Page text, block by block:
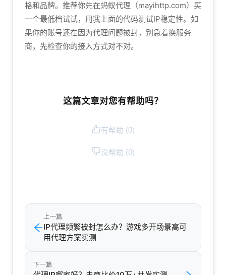
格和品牌。推荐你先在蚂蚁代理（mayihttp.com）买
一个最低档试试，用我上面的代码测试IP稳定性。如
果你的账号还在因为代理问题被封，别急着换服务
商，先检查你的接入方式对不对。
这篇文章对您有帮助吗？
有帮助 (0)
没帮助 (0)
上一篇
IP代理频繁被封怎么办？游戏多开场景高可
用代理方案实测
下一篇